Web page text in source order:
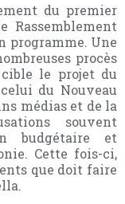
du premier
Rassemblement
programme. Une
procès
le projet du
du Nouveau
médias et de la
souvent
budgétaire et
Cette fois-ci,
que doit faire